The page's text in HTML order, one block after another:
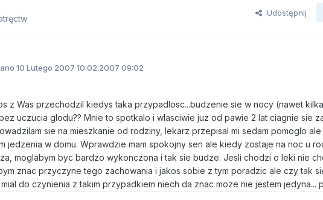
Udostępnij
10 Lutego 2007 10.02.2007 09:02
z Was przechodzil kiedys taka przypadlosc...budzenie sie w nocy (nawet
uczucia glodu?? Mnie to spotkalo i wlasciwie juz od pawie 2 lat ciagnie sie
sie na mieszkanie od rodziny, lekarz przepisal mi sedam pomoglo
jedzenia w domu. Wprawdzie mam spokojny sen ale kiedy zostaje na noc u
moglabym byc bardzo wykonczona i tak sie budze. Jesli chodzi o leki nie
znac przyczyne tego zachowania i jakos sobie z tym poradzic ale czy tak
do czynienia z takim przypadkiem niech da znac moze nie jestem jedyna...